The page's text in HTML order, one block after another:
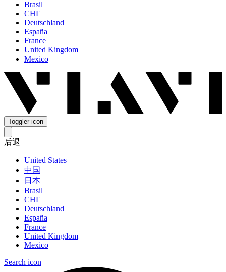
Brasil
СНГ
Deutschland
España
France
United Kingdom
Mexico
Toggler icon
后退
United States
中国
日本
Brasil
СНГ
Deutschland
España
France
United Kingdom
Mexico
Search icon